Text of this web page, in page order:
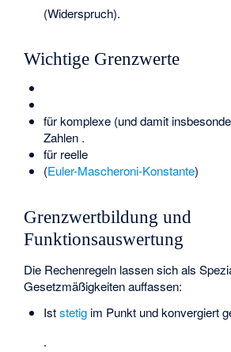
(Widerspruch).
Wichtige Grenzwerte
für komplexe (und damit
Zahlen .
für reelle
(Euler-Mascheroni-Konstante)
Grenzwertbildung und
Funktionsauswertung
Die Rechenregeln lassen sich als
Gesetzmäßigkeiten auffassen:
Iststetigim Punkt und konvergiert
.